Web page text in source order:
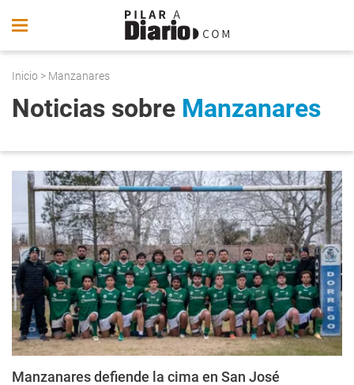
Inicio > Manzanares
Noticias sobre Manzanares
Manzanares defiende la cima en San José